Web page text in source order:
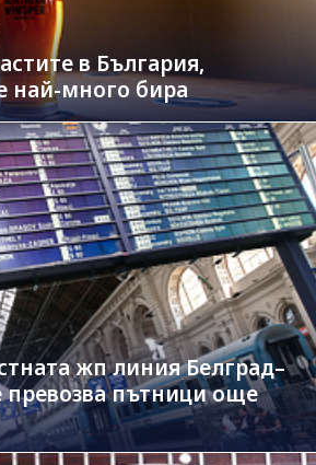
в България,
най-много бира
жп линия Белград–
пътници още